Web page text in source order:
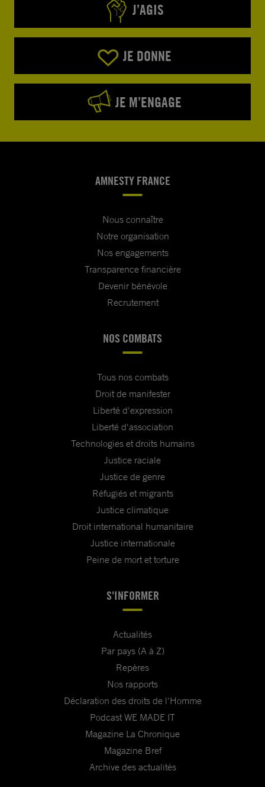
J’AGIS
JE DONNE
JE M’ENGAGE
AMNESTY FRANCE
Nous connaître
Notre organisation
Nos engagements
Transparence financière
Devenir bénévole
Recrutement
NOS COMBATS
Tous nos combats
Droit de manifester
Liberté d'expression
Liberté d'association
Technologies et droits humains
Justice raciale
Justice de genre
Réfugiés et migrants
Justice climatique
Droit international humanitaire
Justice internationale
Peine de mort et torture
S'INFORMER
Actualités
Par pays (A à Z)
Repères
Nos rapports
Déclaration des droits de l'Homme
Podcast WE MADE IT
Magazine La Chronique
Magazine Bref
Archive des actualités